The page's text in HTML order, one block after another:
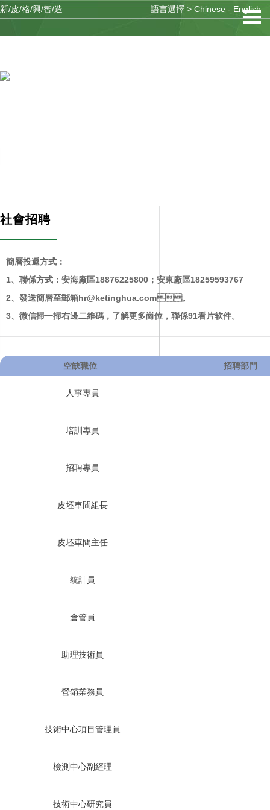
新/皮/格/興/智/造 語言選擇 > Chinese - English
社會招聘
簡曆投遞方式：
1、聯係方式：安海廠區18876225800；安東廠區18259593767
2、發送簡曆至郵箱hr@ketinghua.com。
3、微信掃一掃右邊二維碼，了解更多崗位，聯係91看片软件。
空缺職位 招聘部門
人事專員
培訓專員
招聘專員
皮坯車間組長
皮坯車間主任
統計員
倉管員
助理技術員
營銷業務員
技術中心項目管理員
檢測中心副經理
技術中心研究員